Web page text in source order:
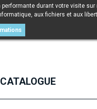
CATALOGUE
durant votre visite
aux fichiers et aux